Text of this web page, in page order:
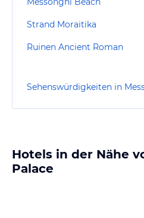
Strand Moraitika
Ruinen Ancient Roman
Sehenswürdigkeiten in
Hotels in der Nähe
Palace